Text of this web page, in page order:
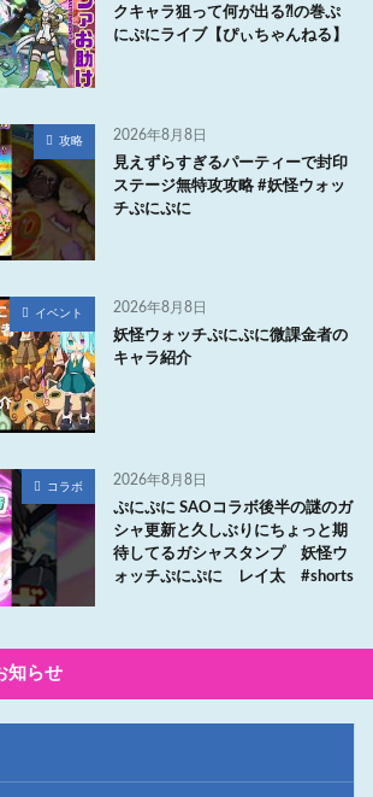
クキャラ狙って何が出る⁈の巻ぷ
にぷにライブ【ぴぃちゃんねる】
攻略 2026年8月8日
見えずらすぎるパーティーで封印
ステージ無特攻攻略 #妖怪ウォッ
チぷにぷに
イベント 2026年8月8日
妖怪ウォッチぷにぷに微課金者の
キャラ紹介
コラボ 2026年8月8日
ぷにぷに SAOコラボ後半の謎のガ
シャ更新と久しぶりにちょっと期
待してるガシャスタンプ 妖怪ウ
ォッチぷにぷに レイ太 #shorts
知らせ